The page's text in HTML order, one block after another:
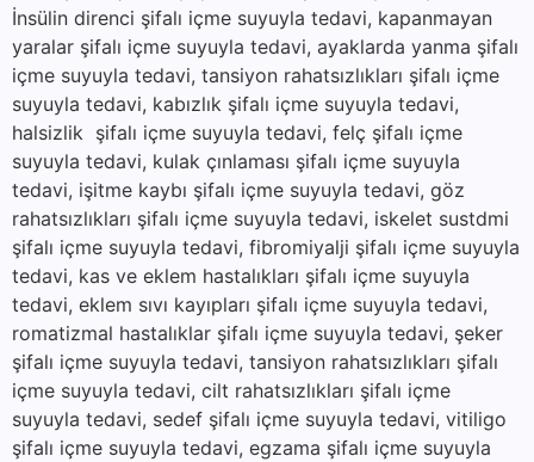
İnsülin direnci şifalı içme suyuyla tedavi, kapanmayan
yaralar şifalı içme suyuyla tedavi, ayaklarda yanma şifalı
içme suyuyla tedavi, tansiyon rahatsızlıkları şifalı içme
suyuyla tedavi, kabızlık şifalı içme suyuyla tedavi,
halsizlik şifalı içme suyuyla tedavi, felç şifalı içme
suyuyla tedavi, kulak çınlaması şifalı içme suyuyla
tedavi, işitme kaybı şifalı içme suyuyla tedavi, göz
rahatsızlıkları şifalı içme suyuyla tedavi, iskelet sustdmi
şifalı içme suyuyla tedavi, fibromiyalji şifalı içme suyuyla
tedavi, kas ve eklem hastalıkları şifalı içme suyuyla
tedavi, eklem sıvı kayıpları şifalı içme suyuyla tedavi,
romatizmal hastalıklar şifalı içme suyuyla tedavi, şeker
şifalı içme suyuyla tedavi, tansiyon rahatsızlıkları şifalı
içme suyuyla tedavi, cilt rahatsızlıkları şifalı içme
suyuyla tedavi, sedef şifalı içme suyuyla tedavi, vitiligo
şifalı içme suyuyla tedavi, egzama şifalı içme suyuyla